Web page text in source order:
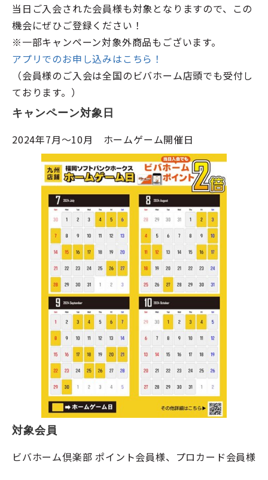
当日ご入会された会員様も対象となりますので、この
機会にぜひご登録ください！
※一部キャンペーン対象外商品もございます。
アプリでのお申し込みはこちら！
（会員様のご入会は全国のビバホーム店頭でも受付し
ております。）
キャンペーン対象日
2024年7月～10月 ホームゲーム開催日
対象会員
ビバホーム倶楽部 ポイント会員様、プロカード会員様